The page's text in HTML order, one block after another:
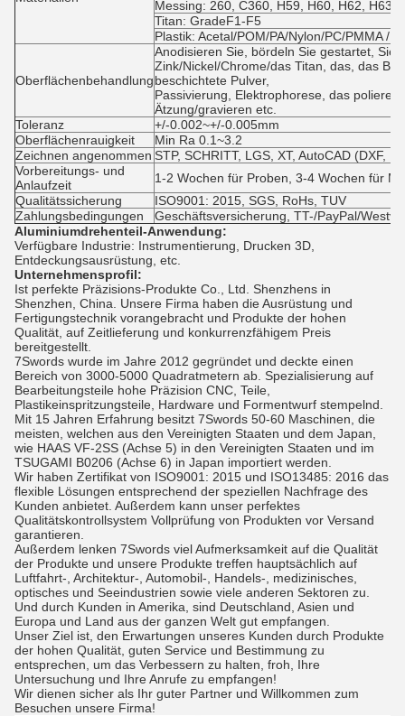
Messing: 260, C360, H59, H60, H62, H63,
Titan: GradeF1-F5
Plastik: Acetal/POM/PA/Nylon/PC/PMMA /
Oberflächenbehandlung
Anodisieren Sie, bördeln Sie gestartet,
Zink/Nickel/Chrome/das Titan, das, das
beschichtete Pulver,
Passivierung, Elektrophorese, das
Ätzung/gravieren etc.
Toleranz
+/-0.002~+/-0.005mm
Oberflächenrauigkeit
Min Ra 0.1~3.2
Zeichnen angenommen STP, SCHRITT, LGS, XT, AutoCAD (DXF,
Vorbereitungs- und
Anlaufzeit
1-2 Wochen für Proben, 3-4 Wochen für
Qualitätssicherung
ISO9001: 2015, SGS, RoHs, TUV
Zahlungsbedingungen
Geschäftsversicherung, TT-/PayPal/
Aluminiumdrehenteil-Anwendung:
Verfügbare Industrie: Instrumentierung, Drucken 3D,
Entdeckungsausrüstung, etc.
Unternehmensprofil:
Ist perfekte Präzisions-Produkte Co., Ltd. Shenzhens in
Shenzhen, China. Unsere Firma haben die Ausrüstung und
Fertigungstechnik vorangebracht und Produkte der hohen
Qualität, auf Zeitlieferung und konkurrenzfähigem Preis
bereitgestellt.
7Swords wurde im Jahre 2012 gegründet und deckte einen
Bereich von 3000-5000 Quadratmetern ab. Spezialisierung auf
Bearbeitungsteile hohe Präzision CNC, Teile,
Plastikeinspritzungsteile, Hardware und Formentwurf stempelnd.
Mit 15 Jahren Erfahrung besitzt 7Swords 50-60 Maschinen, die
meisten, welchen aus den Vereinigten Staaten und dem Japan,
wie HAAS VF-2SS (Achse 5) in den Vereinigten Staaten und im
TSUGAMI B0206 (Achse 6) in Japan importiert werden.
Wir haben Zertifikat von ISO9001: 2015 und ISO13485: 2016 das
flexible Lösungen entsprechend der speziellen Nachfrage des
Kunden anbietet. Außerdem kann unser perfektes
Qualitätskontrollsystem Vollprüfung von Produkten vor Versand
garantieren.
Außerdem lenken 7Swords viel Aufmerksamkeit auf die Qualität
der Produkte und unsere Produkte treffen hauptsächlich auf
Luftfahrt-, Architektur-, Automobil-, Handels-, medizinisches,
optisches und Seeindustrien sowie viele anderen Sektoren zu.
Und durch Kunden in Amerika, sind Deutschland, Asien und
Europa und Land aus der ganzen Welt gut empfangen.
Unser Ziel ist, den Erwartungen unseres Kunden durch Produkte
der hohen Qualität, guten Service und Bestimmung zu
entsprechen, um das Verbessern zu halten, froh, Ihre
Untersuchung und Ihre Anrufe zu empfangen!
Wir dienen sicher als Ihr guter Partner und Willkommen zum
Besuchen unsere Firma!